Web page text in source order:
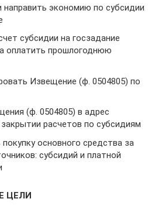
направить экономию по субсидии
субсидии на госзадание
оплатить прошлогоднюю
Извещение (ф. 0504805) по
(ф. 0504805) в адрес
расчетов по субсидиям
основного средства за
субсидий и платной
ЦЕЛИ